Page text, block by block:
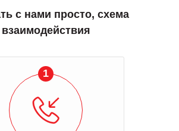
с нами просто, схема
взаимодействия
1